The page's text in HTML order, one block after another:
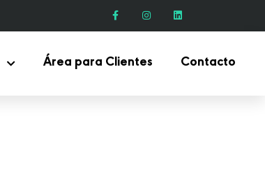
Área para Clientes Contacto